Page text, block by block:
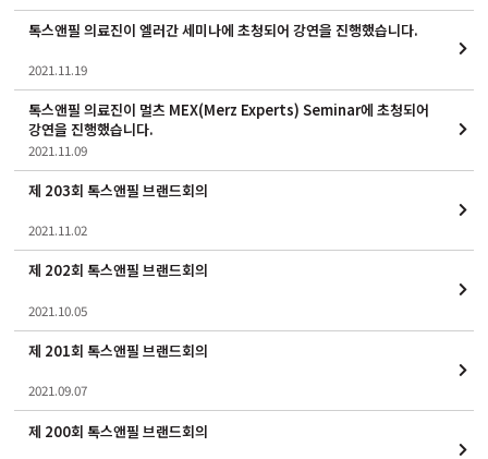
톡스앤필 의료진이 엘러간 세미나에 초청되어 강연을 진행했습니다.
2021.11.19
톡스앤필 의료진이 멀츠 MEX(Merz Experts) Seminar에 초청되어
강연을 진행했습니다.
2021.11.09
제 203회 톡스앤필 브랜드회의
2021.11.02
제 202회 톡스앤필 브랜드회의
2021.10.05
제 201회 톡스앤필 브랜드회의
2021.09.07
제 200회 톡스앤필 브랜드회의